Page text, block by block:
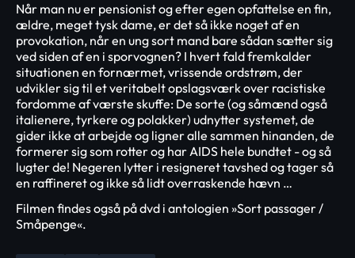
Når man nu er pensionist og efter egen opfattelse en fin,
ældre, meget tysk dame, er det så ikke noget af en
provokation, når en ung sort mand bare sådan sætter sig
ved siden af en i sporvognen? I hvert fald fremkalder
situationen en fornærmet, vrissende ordstrøm, der
udvikler sig til et veritabelt opslagsværk over racistiske
fordomme af værste skuffe: De sorte (og såmænd også
italienere, tyrkere og polakker) udnytter systemet, de
gider ikke at arbejde og ligner alle sammen hinanden, de
formerer sig som rotter og har AIDS hele bundtet - og så
lugter de! Negeren lytter i resigneret tavshed og tager så
en raffineret og ikke så lidt overraskende hævn …
Filmen findes også på dvd i antologien »Sort passager /
Småpenge«.